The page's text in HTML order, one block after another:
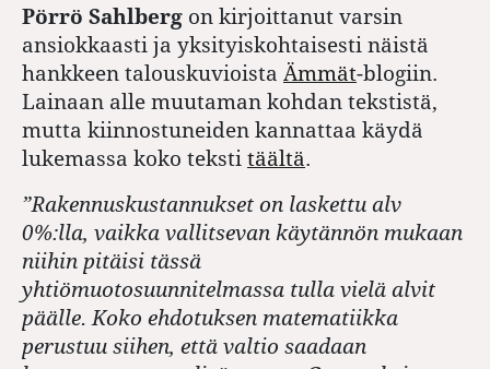
Pörrö Sahlberg on kirjoittanut varsin
ansiokkaasti ja yksityiskohtaisesti näistä
hankkeen talouskuvioista Ämmät-blogiin.
Lainaan alle muutaman kohdan tekstistä,
mutta kiinnostuneiden kannattaa käydä
lukemassa koko teksti täältä.
”Rakennuskustannukset on laskettu alv
0%:lla, vaikka vallitsevan käytännön mukaan
niihin pitäisi tässä
yhtiömuotosuunnitelmassa tulla vielä alvit
päälle. Koko ehdotuksen matematiikka
perustuu siihen, että valtio saadaan